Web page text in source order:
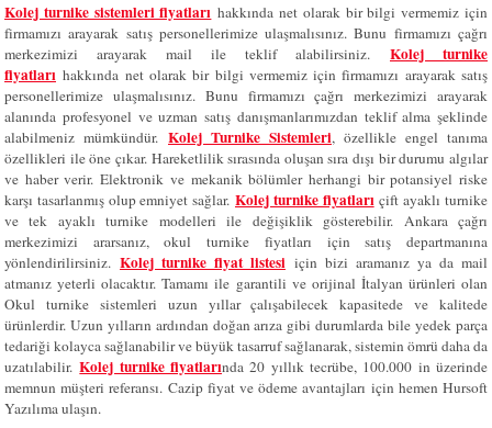
Kolej turnike sistemleri fiyatları hakkında net olarak bir bilgi vermemiz için
firmamızı arayarak satış personellerimize ulaşmalısınız. Bunu firmamızı çağrı
merkezimizi arayarak mail ile teklif alabilirsiniz. Kolej turnike
fiyatları hakkında net olarak bir bilgi vermemiz için firmamızı arayarak satış
personellerimize ulaşmalısınız. Bunu firmamızı çağrı merkezimizi arayarak
alanında profesyonel ve uzman satış danışmanlarımızdan teklif alma şeklinde
alabilmeniz mümkündür. Kolej Turnike Sistemleri, özellikle engel tanıma
özellikleri ile öne çıkar. Hareketlilik sırasında oluşan sıra dışı bir durumu algılar
ve haber verir. Elektronik ve mekanik bölümler herhangi bir potansiyel riske
karşı tasarlanmış olup emniyet sağlar. Kolej turnike fiyatlarıçift ayaklı turnike
ve tek ayaklı turnike modelleri ile değişiklik gösterebilir. Ankara çağrı
merkezimizi ararsanız, okul turnike fiyatları için satış departmanına
yönlendirilirsiniz. Kolej turnike fiyat listesi için bizi aramanız ya da mail
atmanız yeterli olacaktır. Tamamı ile garantili ve orijinal İtalyan ürünleri olan
Okul turnike sistemleri uzun yıllar çalışabilecek kapasitede ve kalitede
ürünlerdir. Uzun yılların ardından doğan arıza gibi durumlarda bile yedek parça
tedariği kolayca sağlanabilir ve büyük tasarruf sağlanarak, sistemin ömrü daha da
uzatılabilir.Kolej turnike fiyatlarında 20 yıllık tecrübe, 100.000 in üzerinde
memnun müşteri referansı. Cazip fiyat ve ödeme avantajları için hemen Hursoft
Yazılıma ulaşın.